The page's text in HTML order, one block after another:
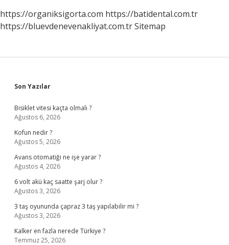
https://organiksigorta.com https://batidental.com.tr
https://bluevdenevenakliyat.com.trSitemap
Sidebar
Son Yazılar
Bisiklet vitesi kaçta olmalı ?
Ağustos 6, 2026
Kofun nedir ?
Ağustos 5, 2026
Avans otomatiği ne işe yarar ?
Ağustos 4, 2026
6 volt akü kaç saatte şarj olur ?
Ağustos 3, 2026
3 taş oyununda çapraz 3 taş yapılabilir mi ?
Ağustos 3, 2026
Kalker en fazla nerede Türkiye ?
Temmuz 25, 2026